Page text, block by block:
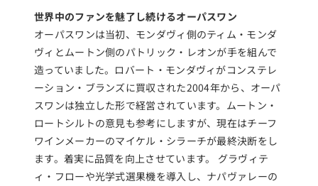
世界中のファンを魅了し続けるオーパスワン
オーパスワンは当初、モンダヴィ側のティム・モンダ
ヴィとムートン側のパトリック・レオンが手を組んで
造っていました。ロバート・モンダヴィがコンステレ
ーション・ブランズに買収された2004年から、オーパ
スワンは独立した形で経営されています。ムートン・
ロートシルトの意見も参考にしますが、現在はチーフ
ワインメーカーのマイケル・シラーチが最終決断をし
ます。着実に品質を向上させています。 グラヴィテ
ィ・フローや光学式選果機を導入し、ナパヴァレーの